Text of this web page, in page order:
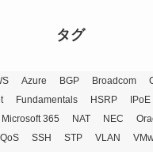
タグ
Azure BGP Broadcom
Fundamentals HSRP IPoE
Microsoft 365 NAT NEC
QoS SSH STP VLAN